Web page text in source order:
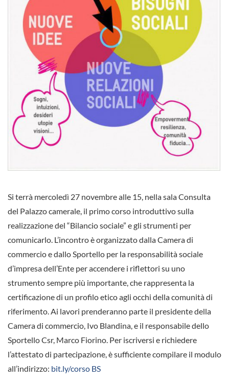
Si terrà mercoledì 27 novembre alle 15, nella sala Consulta
del Palazzo camerale, il primo corso introduttivo sulla
realizzazione del “Bilancio sociale” e gli strumenti per
comunicarlo. L’incontro è organizzato dalla Camera di
commercio e dallo Sportello per la responsabilità sociale
d’impresa dell’Ente per accendere i riflettori su uno
strumento sempre più importante, che rappresenta la
certificazione di un profilo etico agli occhi della comunità di
riferimento. Ai lavori prenderanno parte il presidente della
Camera di commercio, Ivo Blandina, e il responsabile dello
Sportello Csr, Marco Fiorino. Per iscriversi e richiedere
l’attestato di partecipazione, è sufficiente compilare il modulo
all’indirizzo: bit.ly/corso BS